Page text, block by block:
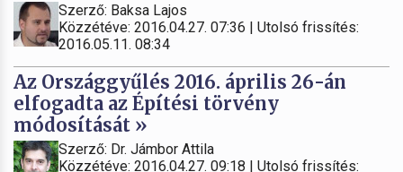
Szerző: Baksa Lajos
Közzétéve: 2016.04.27. 07:36 | Utolsó frissítés:
2016.05.11. 08:34
Az Országgyűlés 2016. április 26-án
elfogadta az Építési törvény
módosítását »
Szerző: Dr. Jámbor Attila
Közzétéve: 2016.04.27. 09:18 | Utolsó frissítés: